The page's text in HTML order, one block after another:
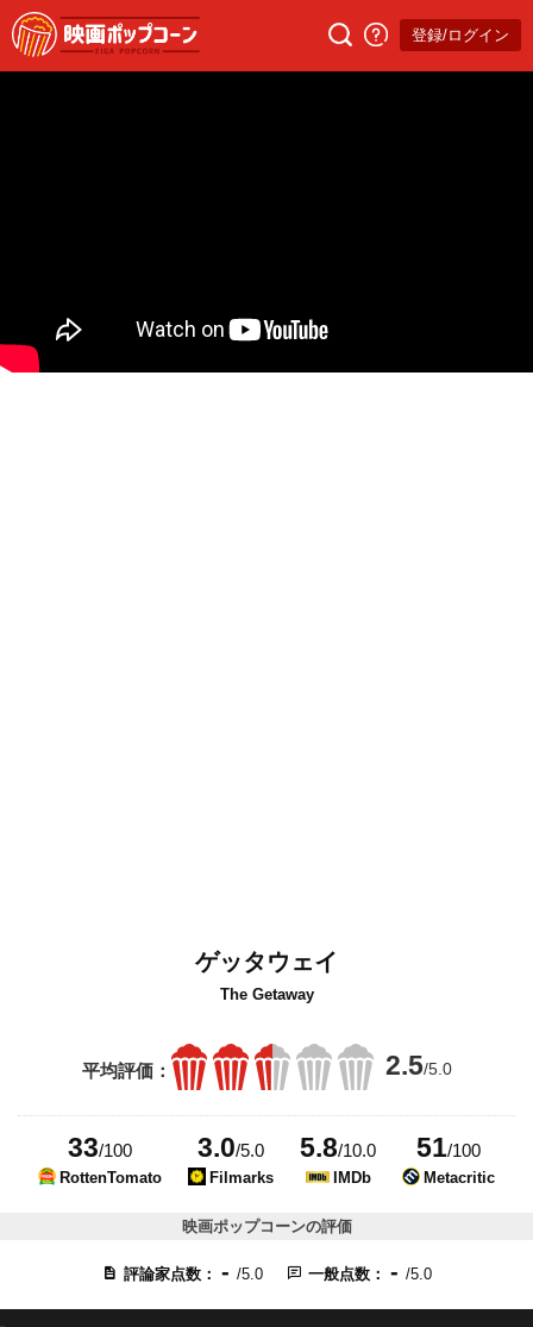
登録/ログイン
ゲッタウェイ
The Getaway
平均評価： 2.5/5.0
33/100
RottenTomato
3.0/5.0
Filmarks
5.8/10.0
IMDb
51/100
Metacritic
映画ポップコーンの評価
評論家点数： - /5.0 一般点数： - /5.0